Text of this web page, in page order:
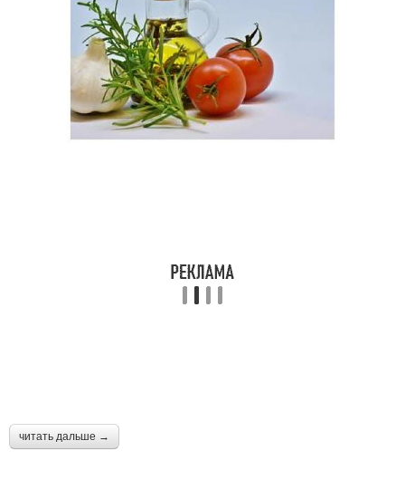
читать дальше →